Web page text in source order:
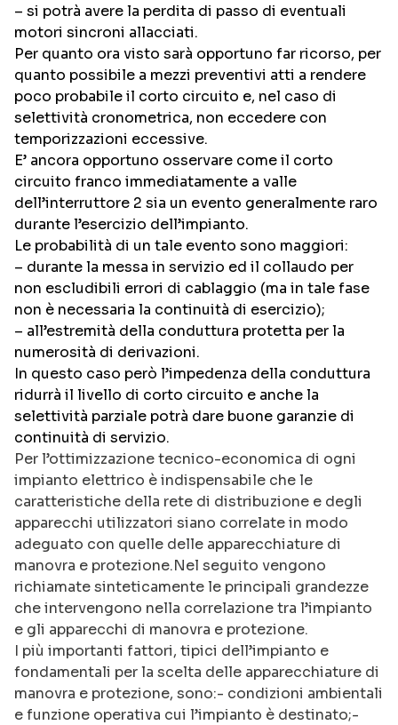
– si potrà avere la perdita di passo di eventuali
motori sincroni allacciati.
Per quanto ora visto sarà opportuno far ricorso, per
quanto possibile a mezzi preventivi atti a rendere
poco probabile il corto circuito e, nel caso di
selettività cronometrica, non eccedere con
temporizzazioni eccessive.
E’ ancora opportuno osservare come il corto
circuito franco immediatamente a valle
dell’interruttore 2 sia un evento generalmente raro
durante l’esercizio dell’impianto.
Le probabilità di un tale evento sono maggiori:
– durante la messa in servizio ed il collaudo per
non escludibili errori di cablaggio (ma in tale fase
non è necessaria la continuità di esercizio);
– all’estremità della conduttura protetta per la
numerosità di derivazioni.
In questo caso però l’impedenza della conduttura
ridurrà il livello di corto circuito e anche la
selettività parziale potrà dare buone garanzie di
continuità di servizio.
Per l’ottimizzazione tecnico-economica di ogni
impianto elettrico è indispensabile che le
caratteristiche della rete di distribuzione e degli
apparecchi utilizzatori siano correlate in modo
adeguato con quelle delle apparecchiature di
manovra e protezione.Nel seguito vengono
richiamate sinteticamente le principali grandezze
che intervengono nella correlazione tra l’impianto
e gli apparecchi di manovra e protezione.
I più importanti fattori, tipici dell’impianto e
fondamentali per la scelta delle apparecchiature di
manovra e protezione, sono:- condizioni ambientali
e funzione operativa cui l’impianto è destinato;-